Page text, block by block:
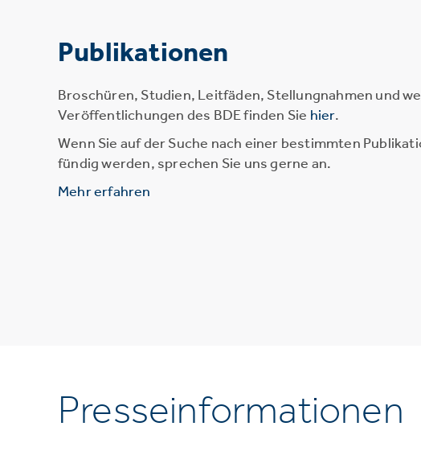
Publikationen
Broschüren, Studien, Leitfäden, Stellungnahmen und
Veröffentlichungen des BDE finden Sie hier.
Wenn Sie auf der Suche nach einer bestimmten
fündig werden, sprechen Sie uns gerne an.
Mehr erfahren
Presseinformationen